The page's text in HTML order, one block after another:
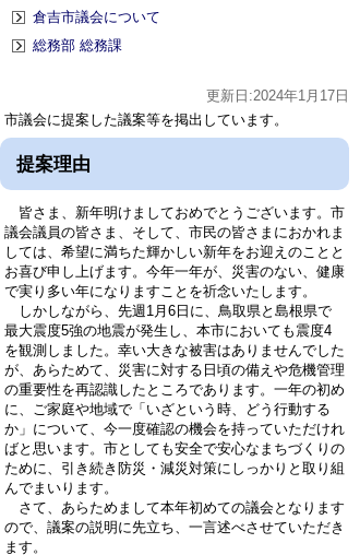
倉吉市議会について
総務部 総務課
更新日:2024年1月17日
市議会に提案した議案等を掲出しています。
提案理由
皆さま、新年明けましておめでとうございます。市
議会議員の皆さま、そして、市民の皆さまにおかれま
しては、希望に満ちた輝かしい新年をお迎えのことと
お喜び申し上げます。今年一年が、災害のない、健康
で実り多い年になりますことを祈念いたします。
しかしながら、先週1月6日に、鳥取県と島根県で
最大震度5強の地震が発生し、本市においても震度4
を観測しました。幸い大きな被害はありませんでした
が、あらためて、災害に対する日頃の備えや危機管理
の重要性を再認識したところであります。一年の初め
に、ご家庭や地域で「いざという時、どう行動する
か」について、今一度確認の機会を持っていただけれ
ばと思います。市としても安全で安心なまちづくりの
ために、引き続き防災・減災対策にしっかりと取り組
んでまいります。
さて、あらためまして本年初めての議会となります
ので、議案の説明に先立ち、一言述べさせていただき
ます。